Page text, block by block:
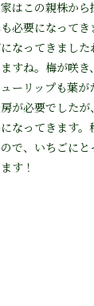
はこの親株か
必要になって
なってきまし
すね。梅が咲
ーリップも葉
が必要でした
なってきます
で、いちごに
す！